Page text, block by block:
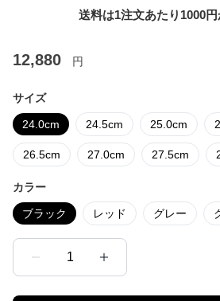
送料は1注文あたり 1000
12,880 円
サイズ
24.0cm 24.5cm 25.0cm
26.5cm 27.0cm 27.5cm
カラー
ブラック レッド グレー
1